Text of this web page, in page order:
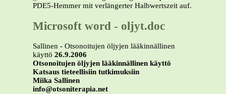
PDE5-Hemmer mit verlängerter Halbwertszeit auf.
Microsoft word - oljyt.doc
Sallinen - Otsonoitujen öljyjen lääkinnällinen
käyttö 26.9.2006
Otsonoitujen öljyjen lääkinnällinen käyttö
Katsaus tieteellisiin tutkimuksiin
Miika Sallinen
info@otsoniterapia.net